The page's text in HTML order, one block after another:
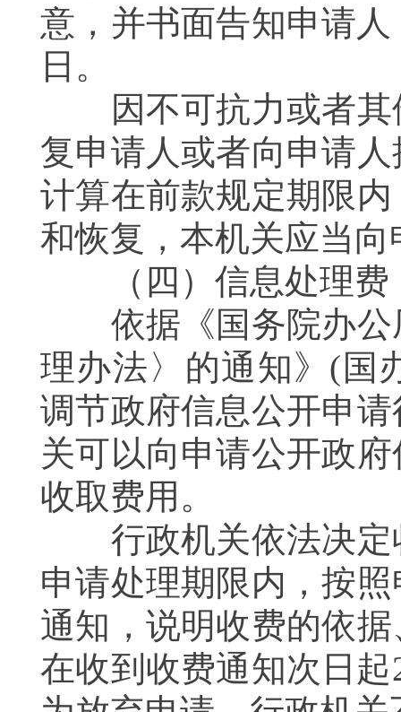
意，并书面告知申请
日。
因不可抗力或者其
复申请人或者向申请
计算在前款规定期限
和恢复，本机关应当
（四）信息处理费
依据《国务院办公
理办法〉的通知》(国
调节政府信息公开申
关可以向申请公开政
收取费用。
行政机关依法决定
申请处理期限内，按
通知，说明收费的依
在收到收费通知次日